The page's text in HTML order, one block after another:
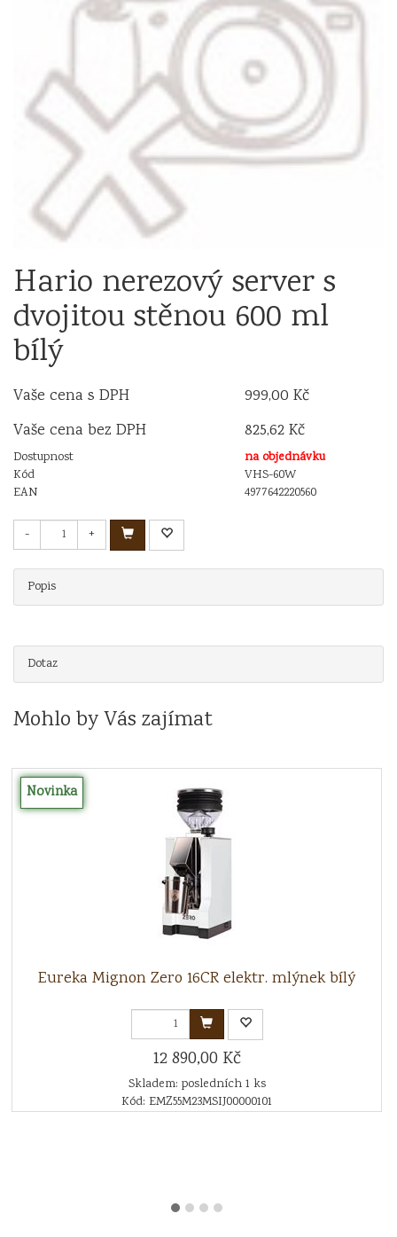
Hario nerezový server s
dvojitou stěnou 600 ml
bílý
Vaše cena s DPH
999,00 Kč
Vaše cena bez DPH
825,62 Kč
Dostupnost
na objednávku
Kód
VHS-60W
EAN
4977642220560
- +
Popis
Dotaz
Mohlo by Vás zajímat
Novinka
Eureka Mignon Zero 16CR elektr. mlýnek bílý
12 890,00 Kč
Skladem: posledních 1 ks
Kód: EMZ55M23MSIJ00000101